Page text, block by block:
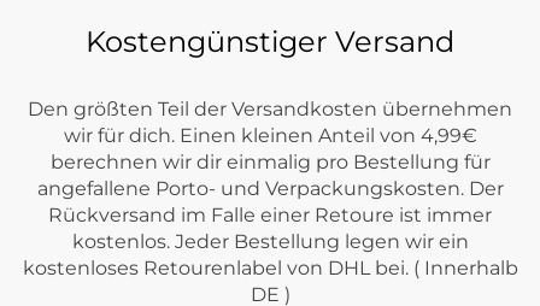
Kostengünstiger Versand
Den größten Teil der Versandkosten übernehmen
wir für dich. Einen kleinen Anteil von 4,99€
berechnen wir dir einmalig pro Bestellung für
angefallene Porto- und Verpackungskosten. Der
Rückversand im Falle einer Retoure ist immer
kostenlos. Jeder Bestellung legen wir ein
kostenloses Retourenlabel von DHL bei. ( Innerhalb
DE )